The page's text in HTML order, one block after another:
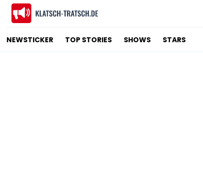
NEWSTICKER TOP STORIES SHOWS STARS